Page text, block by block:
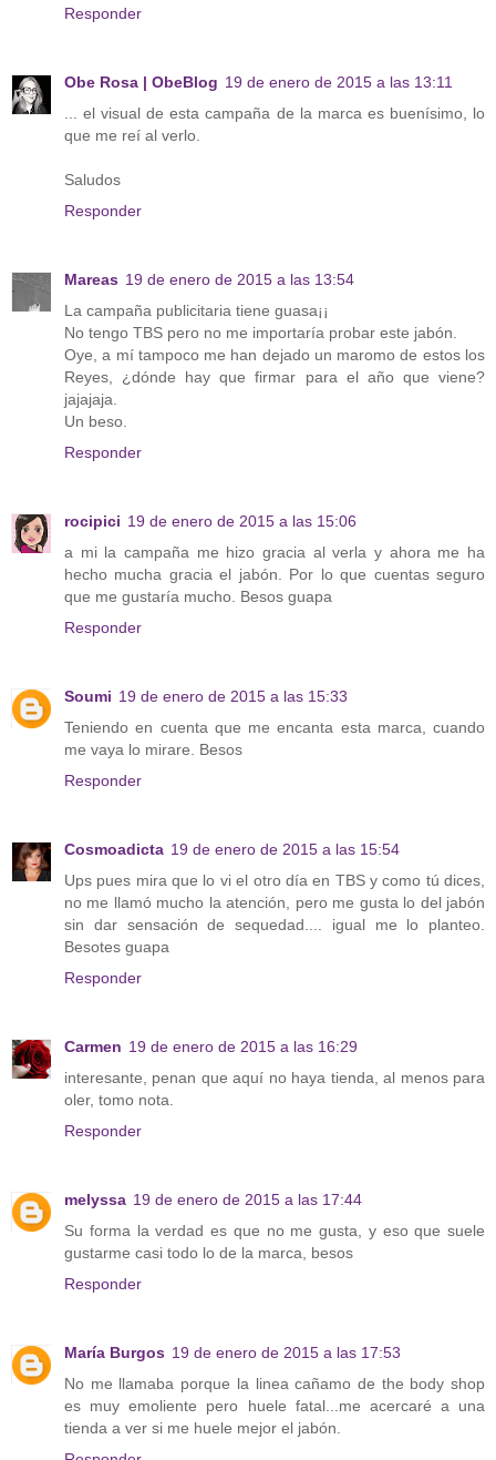
Responder
Obe Rosa | ObeBlog 19 de enero de 2015 a las 13:11
... el visual de esta campaña de la marca es buenísimo, lo
que me reí al verlo.
Saludos
Responder
Mareas 19 de enero de 2015 a las 13:54
La campaña publicitaria tiene guasa¡¡
No tengo TBS pero no me importaría probar este jabón.
Oye, a mí tampoco me han dejado un maromo de estos los
Reyes, ¿dónde hay que firmar para el año que viene?
jajajaja.
Un beso.
Responder
rocipici 19 de enero de 2015 a las 15:06
a mi la campaña me hizo gracia al verla y ahora me ha
hecho mucha gracia el jabón. Por lo que cuentas seguro
que me gustaría mucho. Besos guapa
Responder
Soumi 19 de enero de 2015 a las 15:33
Teniendo en cuenta que me encanta esta marca, cuando
me vaya lo mirare. Besos
Responder
Cosmoadicta 19 de enero de 2015 a las 15:54
Ups pues mira que lo vi el otro día en TBS y como tú dices,
no me llamó mucho la atención, pero me gusta lo del jabón
sin dar sensación de sequedad.... igual me lo planteo.
Besotes guapa
Responder
Carmen 19 de enero de 2015 a las 16:29
interesante, penan que aquí no haya tienda, al menos para
oler, tomo nota.
Responder
melyssa 19 de enero de 2015 a las 17:44
Su forma la verdad es que no me gusta, y eso que suele
gustarme casi todo lo de la marca, besos
Responder
María Burgos 19 de enero de 2015 a las 17:53
No me llamaba porque la linea cañamo de the body shop
es muy emoliente pero huele fatal...me acercaré a una
tienda a ver si me huele mejor el jabón.